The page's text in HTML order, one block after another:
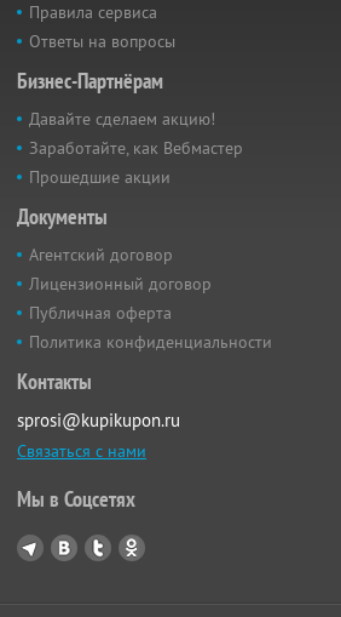
Правила сервиса
Ответы на вопросы
Бизнес-Партнёрам
Давайте сделаем акцию!
Заработайте, как Вебмастер
Прошедшие акции
Документы
Агентский договор
Лицензионный договор
Публичная оферта
Политика конфиденциальности
Контакты
sprosi@kupikupon.ru
Связаться с нами
Мы в Соцсетях